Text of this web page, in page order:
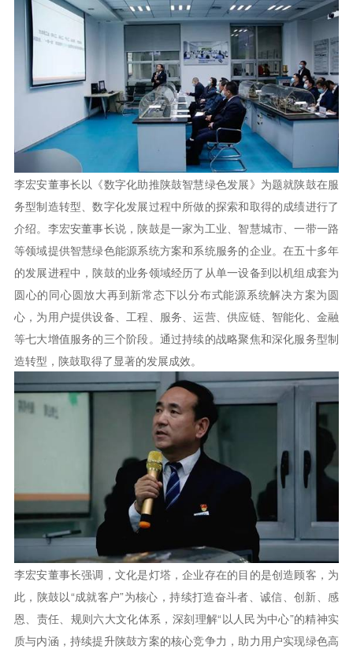
李宏安董事长以《数字化助推陕鼓智慧绿色发展》为题就陕鼓在服
务型制造转型、数字化发展过程中所做的探索和取得的成绩进行了
介绍。李宏安董事长说，陕鼓是一家为工业、智慧城市、一带一路
等领域提供智慧绿色能源系统方案和系统服务的企业。在五十多年
的发展进程中，陕鼓的业务领域经历了从单一设备到以机组成套为
圆心的同心圆放大再到新常态下以分布式能源系统解决方案为圆
心，为用户提供设备、工程、服务、运营、供应链、智能化、金融
等七大增值服务的三个阶段。通过持续的战略聚焦和深化服务型制
造转型，陕鼓取得了显著的发展成效。
李宏安董事长强调，文化是灯塔，企业存在的目的是创造顾客，为
此，陕鼓以“成就客户”为核心，持续打造奋斗者、诚信、创新、感
恩、责任、规则六大文化体系，深刻理解“以人民为中心”的精神实
质与内涵，持续提升陕鼓方案的核心竞争力，助力用户实现绿色高